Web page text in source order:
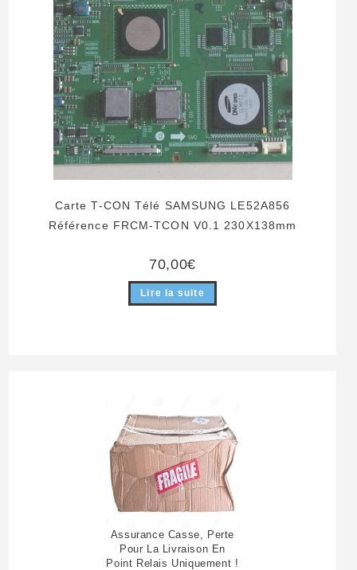
Carte T-CON Télé SAMSUNG LE52A856
Référence FRCM-TCON V0.1 230X138mm
70,00€
Lire la suite
Assurance Casse, Perte
Pour La Livraison En
Point Relais Uniquement !